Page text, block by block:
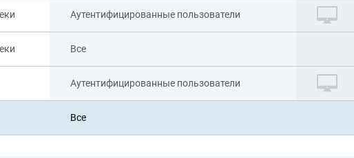
Аутентифицированные пользователи
Все
Аутентифицированные пользователи
Все